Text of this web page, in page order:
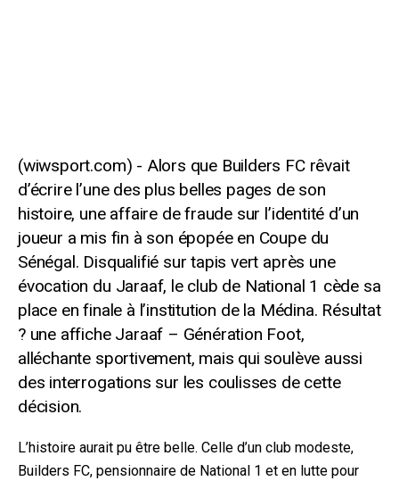
Alors que Builders FC rêvait
d’écrire l’une des plus belles pages de son
histoire, une affaire de fraude sur l’identité d’un
joueur a mis fin à son épopée en Coupe du
Sénégal. Disqualifié sur tapis vert après une
évocation du Jaraaf, le club de National 1 cède sa
place en finale à l’institution de la Médina. Résultat
? une affiche Jaraaf – Génération Foot,
alléchante sportivement, mais qui soulève aussi
des interrogations sur les coulisses de cette
décision.
L’histoire aurait pu être belle. Celle d’un club modeste,
Builders FC, pensionnaire de National 1 et en lutte pour